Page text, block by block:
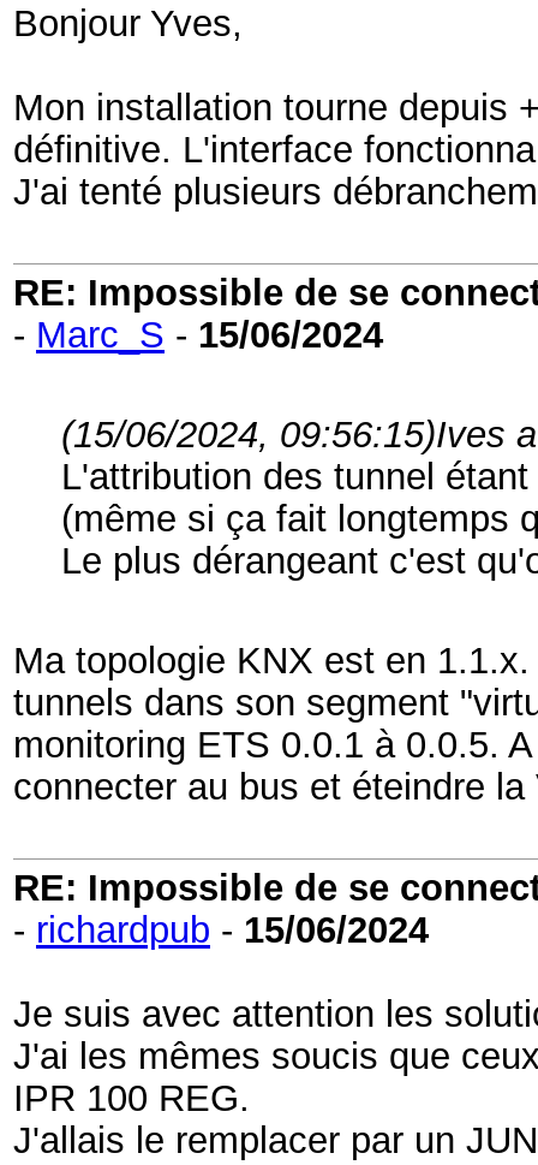
Bonjour Yves,
Mon installation tourne depuis
définitive. L'interface
J'ai tenté plusieurs
RE: Impossible de se
- Marc_S - 15/06/2024
(15/06/2024, 09:56:15)Ives
L'attribution des tunnel
(même si ça fait longtemps
Le plus dérangeant c'est
Ma topologie KNX est en
tunnels dans son segment
monitoring ETS 0.0.1 à 0.0.5.
connecter au bus et éteindre
RE: Impossible de se
- richardpub - 15/06/2024
Je suis avec attention les
J'ai les mêmes soucis que
IPR 100 REG.
J'allais le remplacer par un